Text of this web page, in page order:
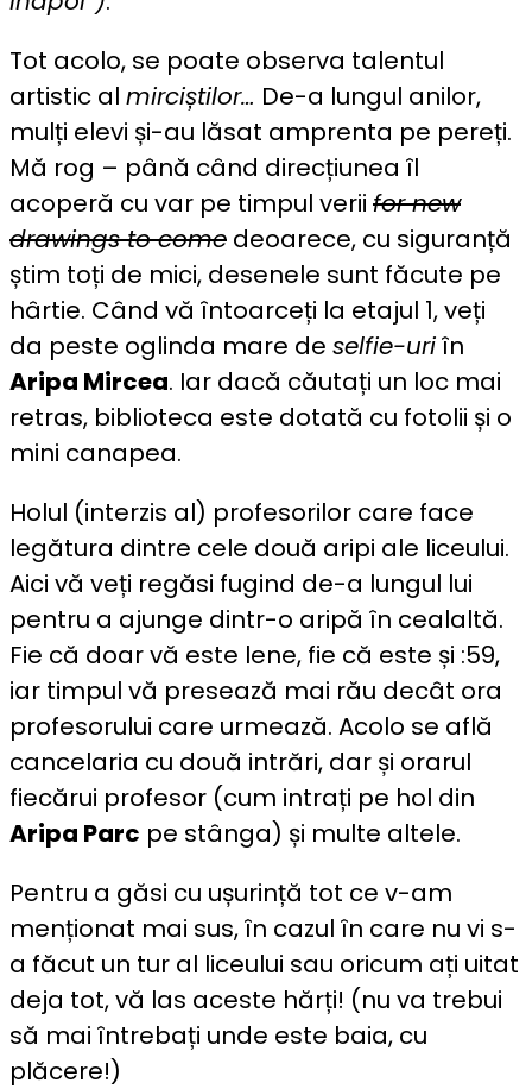
Tot acolo, se poate observa talentul
artistic al mirciștilor… De-a lungul anilor,
mulți elevi și-au lăsat amprenta pe pereți.
Mă rog – până când direcțiunea îl
acoperă cu var pe timpul verii for new
drawings to come deoarece, cu siguranță
știm toți de mici, desenele sunt făcute pe
hârtie. Când vă întoarceți la etajul 1, veți
da peste oglinda mare de selfie-uriîn
Aripa Mircea. Iar dacă căutați un loc mai
retras, biblioteca este dotată cu fotolii și o
mini canapea.
Holul (interzis al) profesorilor care face
legătura dintre cele două aripi ale liceului.
Aici vă veți regăsi fugind de-a lungul lui
pentru a ajunge dintr-o aripă în cealaltă.
Fie că doar vă este lene, fie că este și :59,
iar timpul vă presează mai rău decât ora
profesorului care urmează. Acolo se află
cancelaria cu două intrări, dar și orarul
fiecărui profesor (cum intrați pe hol din
Aripa Parc pe stânga) și multe altele.
Pentru a găsi cu ușurință tot ce v-am
menționat mai sus, în cazul în care nu vi s-
a făcut un tur al liceului sau oricum ați uitat
deja tot, vă las aceste hărți! (nu va trebui
să mai întrebați unde este baia, cu
plăcere!)